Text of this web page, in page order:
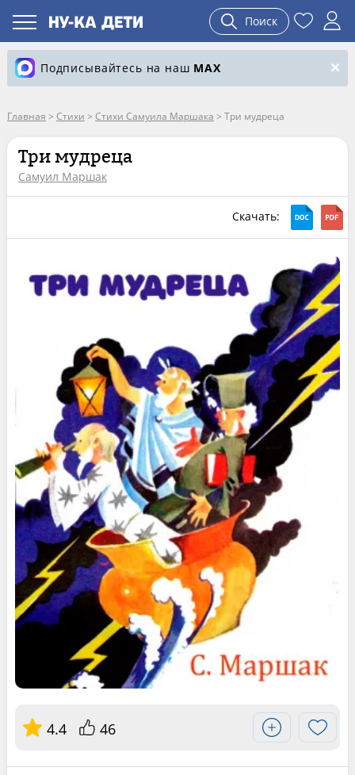
Поиск
Подписывайтесь на наш MAX
Главная > Стихи > Стихи Самуила Маршака > Три мудреца
Три мудреца
Самуил Маршак
Скачать:
4.4 46